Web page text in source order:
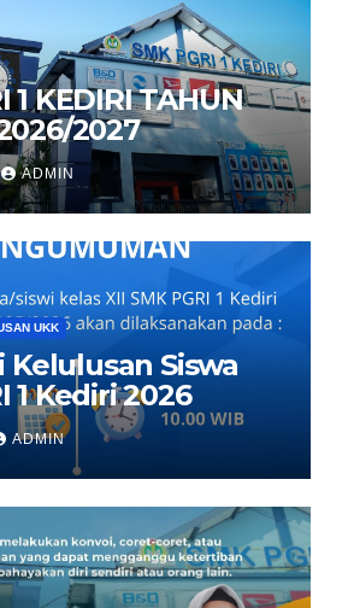
1 KEDIRI TAHUN
2027
ADMIN
UKK
Siswa
1 Kediri 2026
ADMIN